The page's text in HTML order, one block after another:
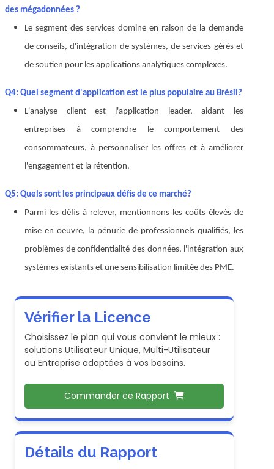
des mégadonnées ?
Le segment des services domine en raison de la demande
de conseils, d'intégration de systèmes, de services gérés et
de soutien pour les applications analytiques complexes.
Q4: Quel segment d'application est le plus populaire au Brésil?
L'analyse client est l'application leader, aidant les
entreprises à comprendre le comportement des
consommateurs, à personnaliser les offres et à améliorer
l'engagement et la rétention.
Q5: Quels sont les principaux défis de ce marché?
Parmi les défis à relever, mentionnons les coûts élevés de
mise en oeuvre, la pénurie de professionnels qualifiés, les
problèmes de confidentialité des données, l'intégration aux
systèmes existants et une sensibilisation limitée des PME.
Vérifier la Licence
Choisissez le plan qui vous convient le mieux :
solutions Utilisateur Unique, Multi-Utilisateur
ou Entreprise adaptées à vos besoins.
Commander ce Rapport
Détails du Rapport